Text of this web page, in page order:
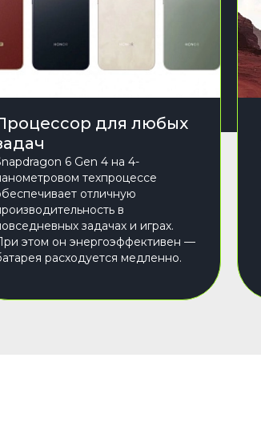
для любых
6 Gen 4 на 4-
техпроцессе
отличную
в
задачах и играх.
этом он энергоэффективен —
расходуется медленно.